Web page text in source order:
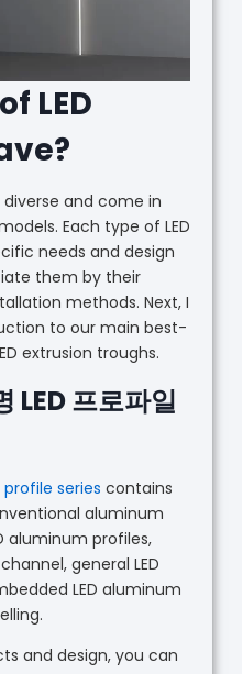
LED
diverse and come in
Each type of LED
needs and design
them by their
methods. Next, I
to our main best-
extrusion troughs.
LED 프로파일
profile series contains
aluminum
aluminum profiles,
general LED
LED aluminum
and design, you can